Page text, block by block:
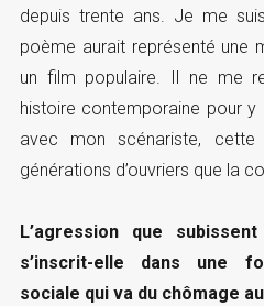
depuis trente ans. Je me
poème aurait représenté une
un film populaire. Il ne me
histoire contemporaine pour y
avec mon scénariste, cette
générations d’ouvriers que la
L’agression que
s’inscrit-elle dans une
sociale qui va du chômage